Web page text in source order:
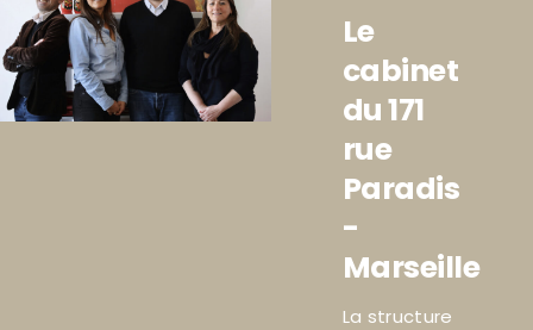
Le
cabinet
du 171
rue
Paradis
-
Marseille
La structure